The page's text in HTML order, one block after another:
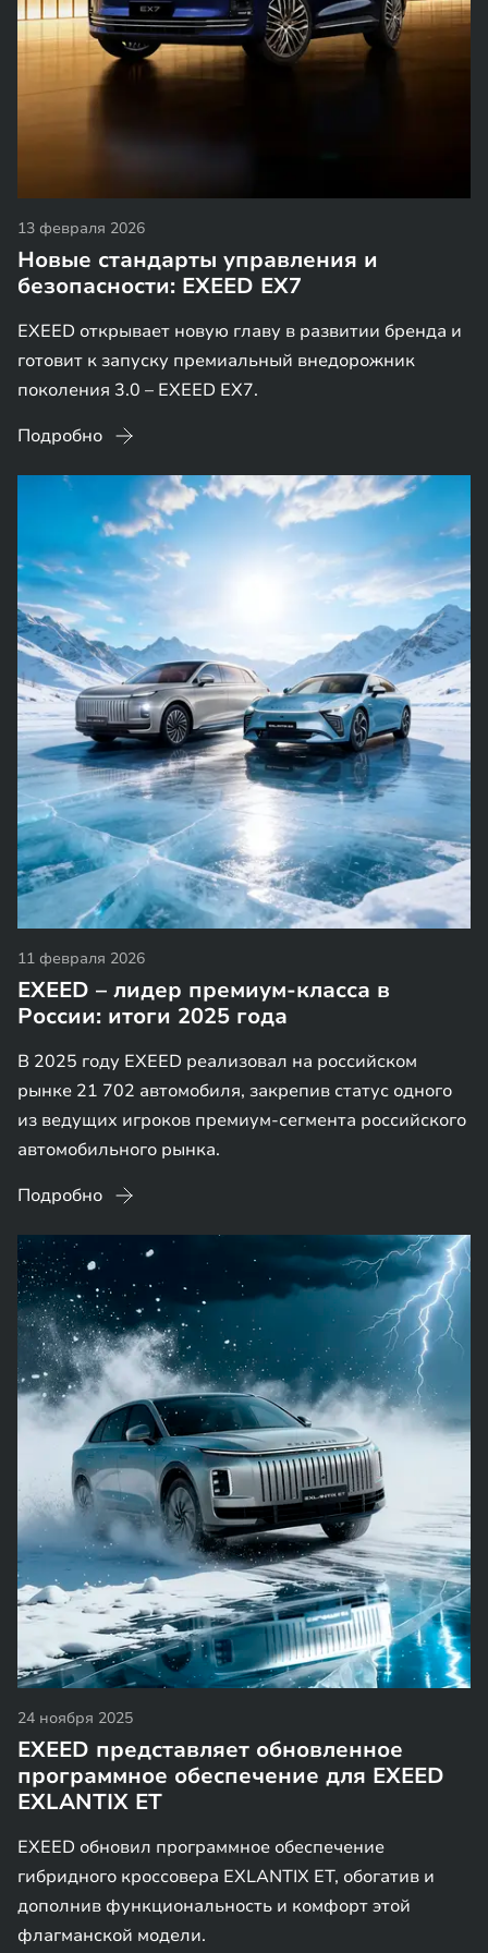
13 февраля 2026
Новые стандарты управления и
безопасности: EXEED EX7
EXEED открывает новую главу в развитии бренда и
готовит к запуску премиальный внедорожник
поколения 3.0 – EXEED EX7.
Подробно
11 февраля 2026
EXEED – лидер премиум-класса в
России: итоги 2025 года
В 2025 году EXEED реализовал на российском
рынке 21 702 автомобиля, закрепив статус одного
из ведущих игроков премиум-сегмента российского
автомобильного рынка.
Подробно
24 ноября 2025
EXEED представляет обновленное
программное обеспечение для EXEED
EXLANTIX ET
EXEED обновил программное обеспечение
гибридного кроссовера EXLANTIX ET, обогатив и
дополнив функциональность и комфорт этой
флагманской модели.